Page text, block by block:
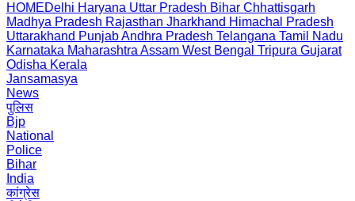
HOMEDelhi Haryana Uttar Pradesh Bihar Chhattisgarh
Madhya Pradesh Rajasthan Jharkhand Himachal Pradesh
Uttarakhand PunjabAndhra Pradesh Telangana Tamil Nadu
Karnataka Maharashtra Assam West Bengal Tripura Gujarat
Odisha Kerala
Jansamasya
News
पुलिस
Bjp
National
Police
Bihar
India
कांग्रेस